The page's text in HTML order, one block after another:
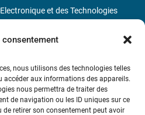
consentement
nous utilisons des technologies telles
accéder aux informations des appareils.
nous permettra de traiter des
de navigation ou les ID uniques sur ce
de retirer son consentement peut avoir
et des Technologies
et « Iéna » Ligne 9
17